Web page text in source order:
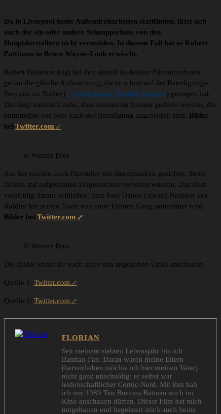
Da in Liverpool heute Außendreharbeiten stattfinden, lässt sich
auch der ein oder andere Schnappschuss von den
Hauptdarstellern nicht vermeiden. In diesem Fall hat es Robert
Pattinson in Bruce Wayne-Look erwischt.
Robert Pattinson trägt bei den aktuell laufenden Filmaufnahmen
genau die gleiche Aufmachung, die er schon auf der Beerdigungs-
Sequenz im Trailer (-> siehe unsere Trailer-Analyse) getragen hat.
Das liegt natürlich nahe, dass momentan Szenen gedreht werden, die
unmittelbar vor oder nach der Beerdigung angesiedelt sind. Bilder
bei Twitter.com
© Warner Bros
Am Set wurden auch Darsteller mit Sturmmasken gesichtet, deren
Jacken mit aufgemalten Fragezeichen versehen wurden. Das lässt
vorsichtig darauf schließen, dass Paul Danos Edward Nashton aka
Riddler bei seinen Taten von einer kleinen Gang unterstützt wird.
Bilder bei Twitter.com
© Warner Bros.
Die Bilder könnt ihr euch unter den angegeben Links anschauen.
Quelle 1: Twitter.com
Quelle 2: Twitter.com
FLORIAN
Seit meinem siebten Lebensjahr bin ich
Batman-Fan. Daran waren meine Eltern
(hervorheben möchte ich hier meinen Vater)
nicht ganz unschuldig: er selbst war
leidenschaftlicher Comic-Nerd. Mit ihm hab
ich mir 1989 Tim Burtons Batman auch im
Kino anschauen dürfen. Dieser Film hat mich
umgehauen und begeistert mich auch heute